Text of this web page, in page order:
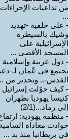
من تداعيات الإجراءات
...
- على خلفية -تهديد
وشيك بالسيطرة
الإسرائيلية على
المسجد الأقصى ...
- دول عربية وإسلامية
تجتمع في عّمان لـ-
القدس-.. وتحذير من
-كيف حوّلت إسرائيل
كنيسا يهوديا بطهران
إلى رماد...(2/1)
- منظمة يهودية:
حوادث معاداة السامية
في بريطانيا منذ بد ...